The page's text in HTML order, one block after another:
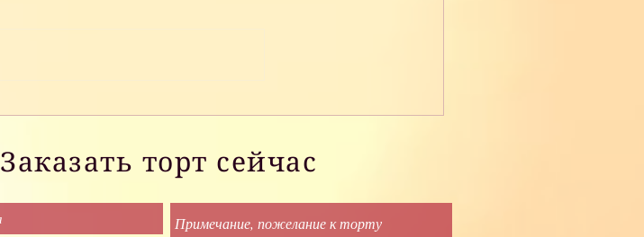
Заказать торт сейчас